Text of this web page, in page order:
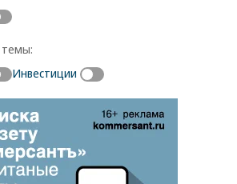
темы:
Инвестиции